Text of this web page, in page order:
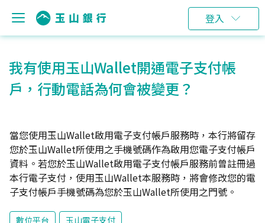
登入
我有使用玉山Wallet開通電子支付帳
戶，行動電話為何會被變更？
當您使用玉山Wallet啟用電子支付帳戶服務時，本行將留存
您於玉山Wallet所使用之手機號碼作為啟用您電子支付帳戶
資料。若您於玉山Wallet啟用電子支付帳戶服務前曾註冊過
本行電子支付，使用玉山Wallet本服務時，將會修改您的電
子支付帳戶手機號碼為您於玉山Wallet所使用之門號。
數位平台 玉山電子支付